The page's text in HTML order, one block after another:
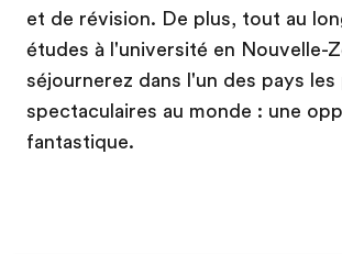
et de révision. De plus, tout au
études à l'université en Nouvelle-
séjournerez dans l'un des pays les
spectaculaires au monde : une
fantastique.